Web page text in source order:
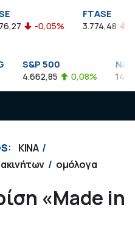
-0,05%
FTASE
3.774,48 -
S&P 500
4.662,85 0,08%
KINA
ομόλογα
«Made in